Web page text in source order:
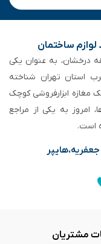
لوازم ساختمان
با بیش از ۵۰ سال سابقه‌ درخشان، به عنوان یکی
استان تهران شناخته
مغازه ابزارفروشی کوچک
امروز به یکی از مراجع
است.
مشتریان